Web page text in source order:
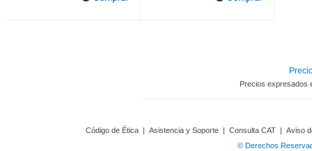
Precios expresados
Código de Ética | Asistencia y Soporte | Consulta CAT | Aviso
© Derechos